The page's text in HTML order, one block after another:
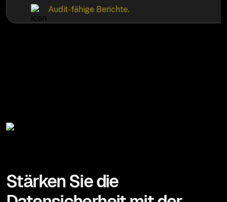
Audit-fähige Berichte.
Stärken Sie die